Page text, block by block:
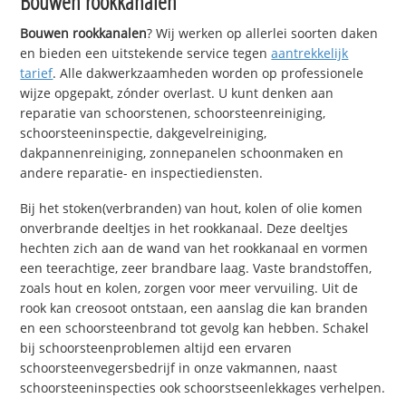
Bouwen rookkanalen? Wij werken op allerlei soorten daken
en bieden een uitstekende service tegenaantrekkelijk
tarief. Alle dakwerkzaamheden worden op professionele
wijze opgepakt, zónder overlast. U kunt denken aan
reparatie van schoorstenen, schoorsteenreiniging,
schoorsteeninspectie, dakgevelreiniging,
dakpannenreiniging, zonnepanelen schoonmaken en
andere reparatie- en inspectiediensten.
Bij het stoken(verbranden) van hout, kolen of olie komen
onverbrande deeltjes in het rookkanaal. Deze deeltjes
hechten zich aan de wand van het rookkanaal en vormen
een teerachtige, zeer brandbare laag. Vaste brandstoffen,
zoals hout en kolen, zorgen voor meer vervuiling. Uit de
rook kan creosoot ontstaan, een aanslag die kan branden
en een schoorsteenbrand tot gevolg kan hebben. Schakel
bij schoorsteenproblemen altijd een ervaren
schoorsteenvegersbedrijf in onze vakmannen, naast
schoorsteeninspecties ook schoorstseenlekkages verhelpen.